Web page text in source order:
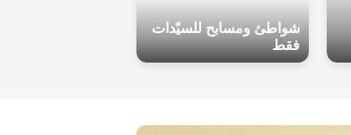
شواطئ ومسابح للسيّدات
فقط